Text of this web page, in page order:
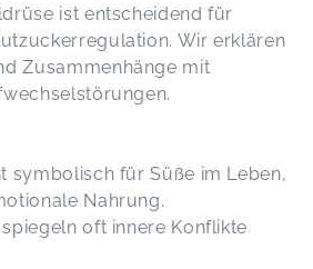
ist entscheidend für
Wir erklären
Zusammenhänge mit
symbolisch für Süße im Leben,
Nahrung.
oft innere Konflikte